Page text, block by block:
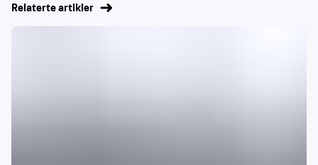
Relaterte artikler